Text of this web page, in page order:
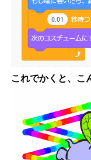
これでかくと、こ